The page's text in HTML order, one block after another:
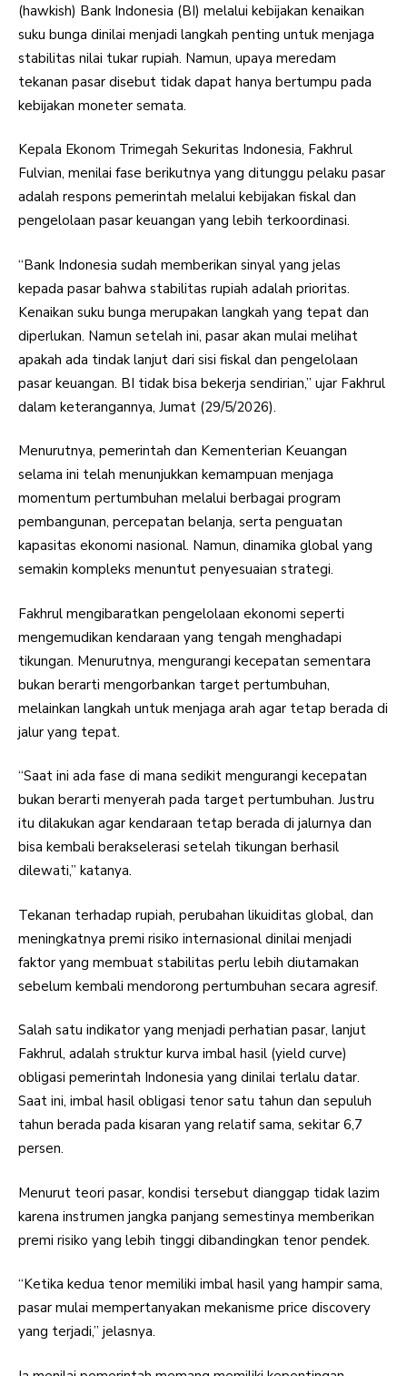
(hawkish) Bank Indonesia (BI) melalui kebijakan kenaikan
suku bunga dinilai menjadi langkah penting untuk menjaga
stabilitas nilai tukar rupiah. Namun, upaya meredam
tekanan pasar disebut tidak dapat hanya bertumpu pada
kebijakan moneter semata.
Kepala Ekonom Trimegah Sekuritas Indonesia, Fakhrul
Fulvian, menilai fase berikutnya yang ditunggu pelaku pasar
adalah respons pemerintah melalui kebijakan fiskal dan
pengelolaan pasar keuangan yang lebih terkoordinasi.
“Bank Indonesia sudah memberikan sinyal yang jelas
kepada pasar bahwa stabilitas rupiah adalah prioritas.
Kenaikan suku bunga merupakan langkah yang tepat dan
diperlukan. Namun setelah ini, pasar akan mulai melihat
apakah ada tindak lanjut dari sisi fiskal dan pengelolaan
pasar keuangan. BI tidak bisa bekerja sendirian,” ujar Fakhrul
dalam keterangannya, Jumat (29/5/2026).
Menurutnya, pemerintah dan Kementerian Keuangan
selama ini telah menunjukkan kemampuan menjaga
momentum pertumbuhan melalui berbagai program
pembangunan, percepatan belanja, serta penguatan
kapasitas ekonomi nasional. Namun, dinamika global yang
semakin kompleks menuntut penyesuaian strategi.
Fakhrul mengibaratkan pengelolaan ekonomi seperti
mengemudikan kendaraan yang tengah menghadapi
tikungan. Menurutnya, mengurangi kecepatan sementara
bukan berarti mengorbankan target pertumbuhan,
melainkan langkah untuk menjaga arah agar tetap berada di
jalur yang tepat.
“Saat ini ada fase di mana sedikit mengurangi kecepatan
bukan berarti menyerah pada target pertumbuhan. Justru
itu dilakukan agar kendaraan tetap berada di jalurnya dan
bisa kembali berakselerasi setelah tikungan berhasil
dilewati,” katanya.
Tekanan terhadap rupiah, perubahan likuiditas global, dan
meningkatnya premi risiko internasional dinilai menjadi
faktor yang membuat stabilitas perlu lebih diutamakan
sebelum kembali mendorong pertumbuhan secara agresif.
Salah satu indikator yang menjadi perhatian pasar, lanjut
Fakhrul, adalah struktur kurva imbal hasil (yield curve)
obligasi pemerintah Indonesia yang dinilai terlalu datar.
Saat ini, imbal hasil obligasi tenor satu tahun dan sepuluh
tahun berada pada kisaran yang relatif sama, sekitar 6,7
persen.
Menurut teori pasar, kondisi tersebut dianggap tidak lazim
karena instrumen jangka panjang semestinya memberikan
premi risiko yang lebih tinggi dibandingkan tenor pendek.
“Ketika kedua tenor memiliki imbal hasil yang hampir sama,
pasar mulai mempertanyakan mekanisme price discovery
yang terjadi,” jelasnya.